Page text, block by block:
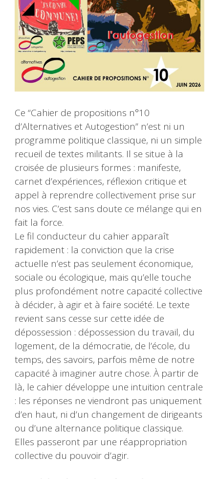
Ce “Cahier de propositions n°10
d’Alternatives et Autogestion” n’est ni un
programme politique classique, ni un simple
recueil de textes militants. Il se situe à la
croisée de plusieurs formes : manifeste,
carnet d’expériences, réflexion critique et
appel à reprendre collectivement prise sur
nos vies. C’est sans doute ce mélange qui en
fait la force.
Le fil conducteur du cahier apparaît
rapidement : la conviction que la crise
actuelle n’est pas seulement économique,
sociale ou écologique, mais qu’elle touche
plus profondément notre capacité collective
à décider, à agir et à faire société. Le texte
revient sans cesse sur cette idée de
dépossession : dépossession du travail, du
logement, de la démocratie, de l’école, du
temps, des savoirs, parfois même de notre
capacité à imaginer autre chose. À partir de
là, le cahier développe une intuition centrale
: les réponses ne viendront pas uniquement
d’en haut, ni d’un changement de dirigeants
ou d’une alternance politique classique.
Elles passeront par une réappropriation
collective du pouvoir d’agir.